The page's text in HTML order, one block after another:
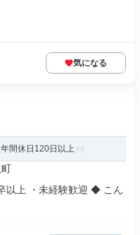
気になる
間休日120日以上
以上 ・未経験歓迎 ◆ こん